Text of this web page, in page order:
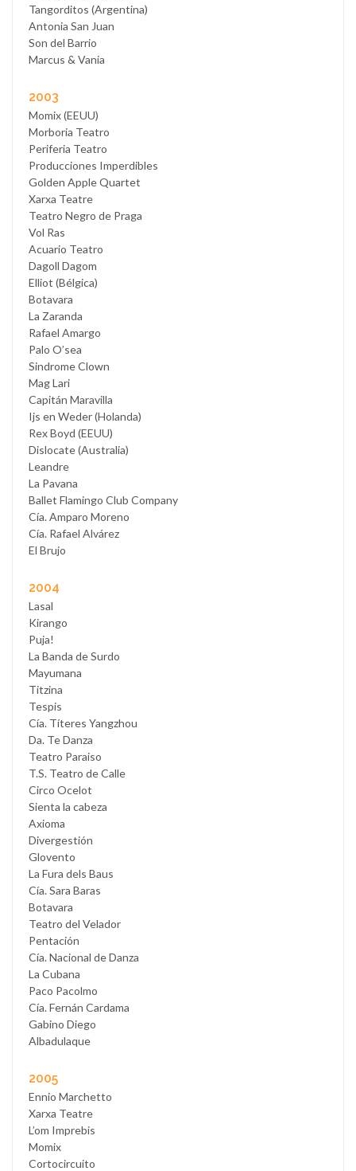
Tangorditos (Argentina)
Antonia San Juan
Son del Barrio
Marcus & Vania
2003
Momix (EEUU)
Morboria Teatro
Periferia Teatro
Producciones Imperdibles
Golden Apple Quartet
Xarxa Teatre
Teatro Negro de Praga
Vol Ras
Acuario Teatro
Dagoll Dagom
Elliot (Bélgica)
Botavara
La Zaranda
Rafael Amargo
Palo O’sea
Sindrome Clown
Mag Lari
Capitán Maravilla
Ijs en Weder (Holanda)
Rex Boyd (EEUU)
Dislocate (Australia)
Leandre
La Pavana
Ballet Flamingo Club Company
Cía. Amparo Moreno
Cía. Rafael Alvárez
El Brujo
2004
Lasal
Kirango
Puja!
La Banda de Surdo
Mayumana
Titzina
Tespis
Cía. Títeres Yangzhou
Da. Te Danza
Teatro Paraiso
T.S. Teatro de Calle
Circo Ocelot
Sienta la cabeza
Axioma
Divergestión
Glovento
La Fura dels Baus
Cía. Sara Baras
Botavara
Teatro del Velador
Pentación
Cía. Nacional de Danza
La Cubana
Paco Pacolmo
Cía. Fernán Cardama
Gabino Diego
Albadulaque
2005
Ennio Marchetto
Xarxa Teatre
L’om Imprebis
Momix
Cortocircuito